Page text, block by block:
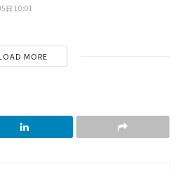
日 10:01
MORE